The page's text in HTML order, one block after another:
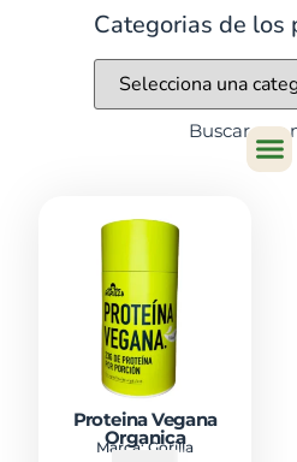
Categorias de los
Buscar por
Proteina Vegana
Organica
Marca:Gorilla